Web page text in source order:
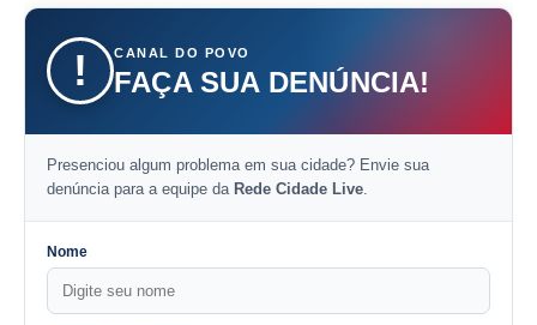
! CANAL DO POVO
FAÇA SUA DENÚNCIA!
Presenciou algum problema em sua cidade? Envie sua
denúncia para a equipe da Rede Cidade Live
Nome